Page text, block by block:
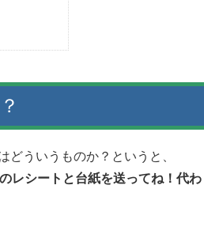
どういうものか？というと、
レシートと台紙を送ってね！代わ